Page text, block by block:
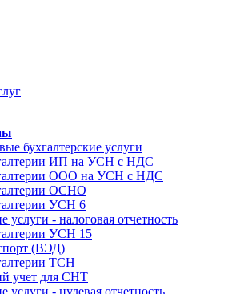
бухгалтерские услуги
ИП на УСН с НДС
ООО на УСН с НДС
ОСНО
УСН 6
услуги - налоговая отчетность
УСН 15
(ВЭД)
ТСН
учет для СНТ